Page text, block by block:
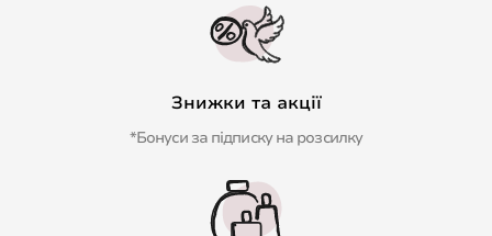
Знижки та акції
*Бонуси за підписку на розсилку